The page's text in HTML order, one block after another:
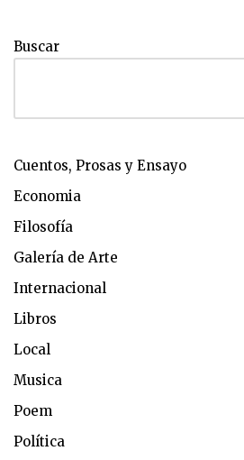
Buscar
Cuentos, Prosas y Ensayo
Economia
Filosofía
Galería de Arte
Internacional
Libros
Local
Musica
Poem
Política